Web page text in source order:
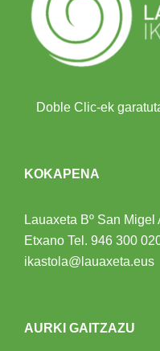
Doble Clic-ek
KOKAPENA
Lauaxeta Bº San Migel
Etxano Tel. 946 300
ikastola@lauaxeta.eus
AURKI GAITZAZU